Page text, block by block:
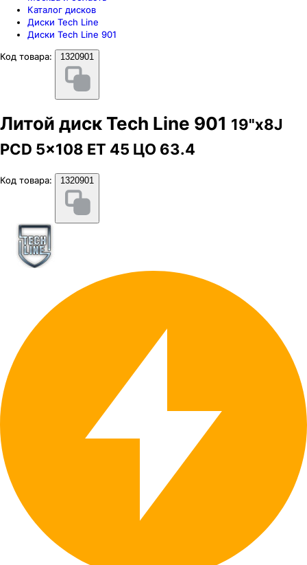
Каталог дисков
Диски Tech Line
Диски Tech Line 901
Код товара:
1320901
Литой диск Tech Line 901 19"x8J
PCD 5x108 ЕТ 45 ЦО 63.4
Код товара: 1320901